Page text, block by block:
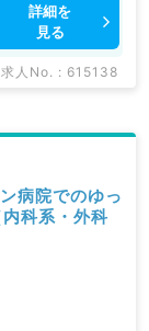
詳細を
見る
求人No. : 615138
病院でのゆっ
科系・外科